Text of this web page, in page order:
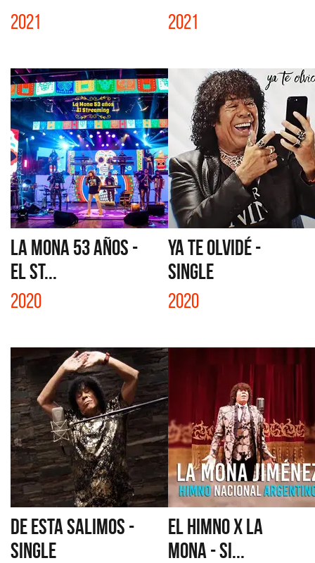
2021 2021
LA MONA 53 AÑOS -
EL ST...
2020
YA TE OLVIDÉ -
SINGLE
2020
DE ESTA SALIMOS -
SINGLE
EL HIMNO X LA
MONA - SI...